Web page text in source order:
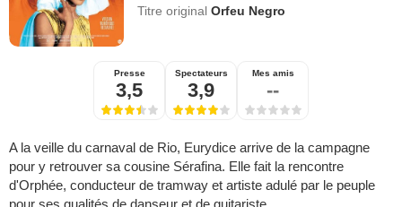
Titre originalOrfeu Negro
Presse
3,5
Spectateurs
3,9
Mes amis
--
A la veille du carnaval de Rio, Eurydice arrive de la campagne
pour y retrouver sa cousine Sérafina. Elle fait la rencontre
d'Orphée, conducteur de tramway et artiste adulé par le peuple
pour ses qualités de danseur et de guitariste...